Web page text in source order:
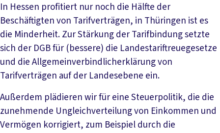
In Hessen profitiert nur noch die Hälfte der
Beschäftigten von Tarifverträgen, in Thüringen ist es
die Minderheit. Zur Stärkung der Tarifbindung setzte
sich der DGB für (bessere) die Landestariftreuegesetze
und die Allgemeinverbindlicherklärung von
Tarifverträgen auf der Landesebene ein.
Außerdem plädieren wir für eine Steuerpolitik, die die
zunehmende Ungleichverteilung von Einkommen und
Vermögen korrigiert, zum Beispiel durch die